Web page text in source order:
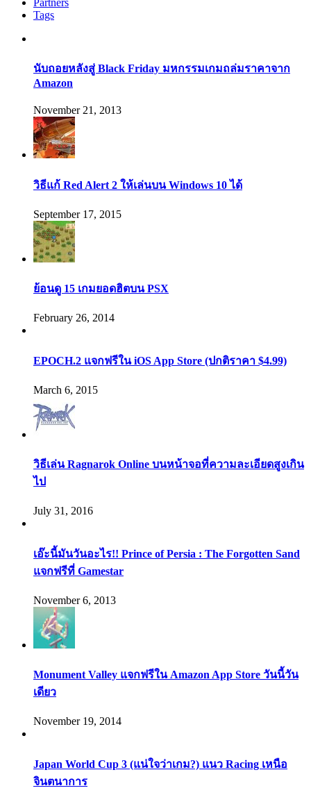
Tags
นับถอยหลังสู่ Black Friday มหกรรมเกมถล่มราคาจาก
Amazon
November 21, 2013
วิธีแก้ Red Alert 2 ให้เล่นบน Windows 10 ได้
September 17, 2015
ย้อนดู 15 เกมยอดฮิตบน PSX
February 26, 2014
EPOCH.2 แจกฟรีใน iOS App Store (ปกติราคา $4.99)
March 6, 2015
วิธีเล่น Ragnarok Online บนหน้าจอที่ความละเอียดสูงเกิน
ไป
July 31, 2016
เอ๊ะนี้มันวันอะไร!! Prince of Persia : The Forgotten Sand
แจกฟรีที่ Gamestar
November 6, 2013
Monument Valley แจกฟรีใน Amazon App Store วันนี้วัน
เดียว
November 19, 2014
Japan World Cup 3 (แน่ใจว่าเกม?) แนว Racing เหนือ
จินตนาการ